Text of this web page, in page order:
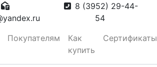
8 (3952) 29-44-
54
Покупателям
Как
купить
Сертификаты